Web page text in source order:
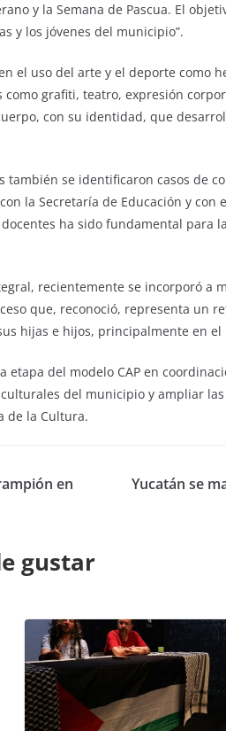
y la Semana de Pascua. El
y los jóvenes del municipio”.
el uso del arte y el deporte como
grafiti, teatro, expresión
con su identidad, que
también se identificaron casos de
la Secretaría de Educación y con
ha sido fundamental para
recientemente se incorporó a
que, reconoció, representa un
hijas e hijos, principalmente en el
etapa del modelo CAP en
del municipio y ampliar
de la Cultura.
en
Yucatán se
gustar